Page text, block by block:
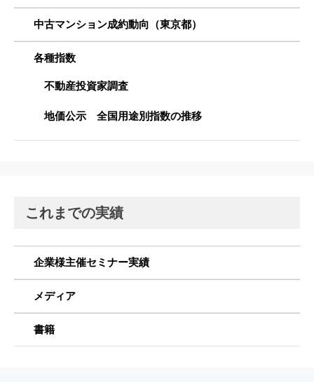
中古マンション成約動向（東京都）
各種指数
不動産投資家調査
地価公示 全国用途別指数の推移
これまでの実績
企業様主催セミナー実績
メディア
書籍